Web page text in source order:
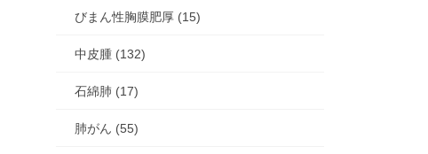
びまん性胸膜肥厚 (15)
中皮腫 (132)
石綿肺 (17)
肺がん (55)